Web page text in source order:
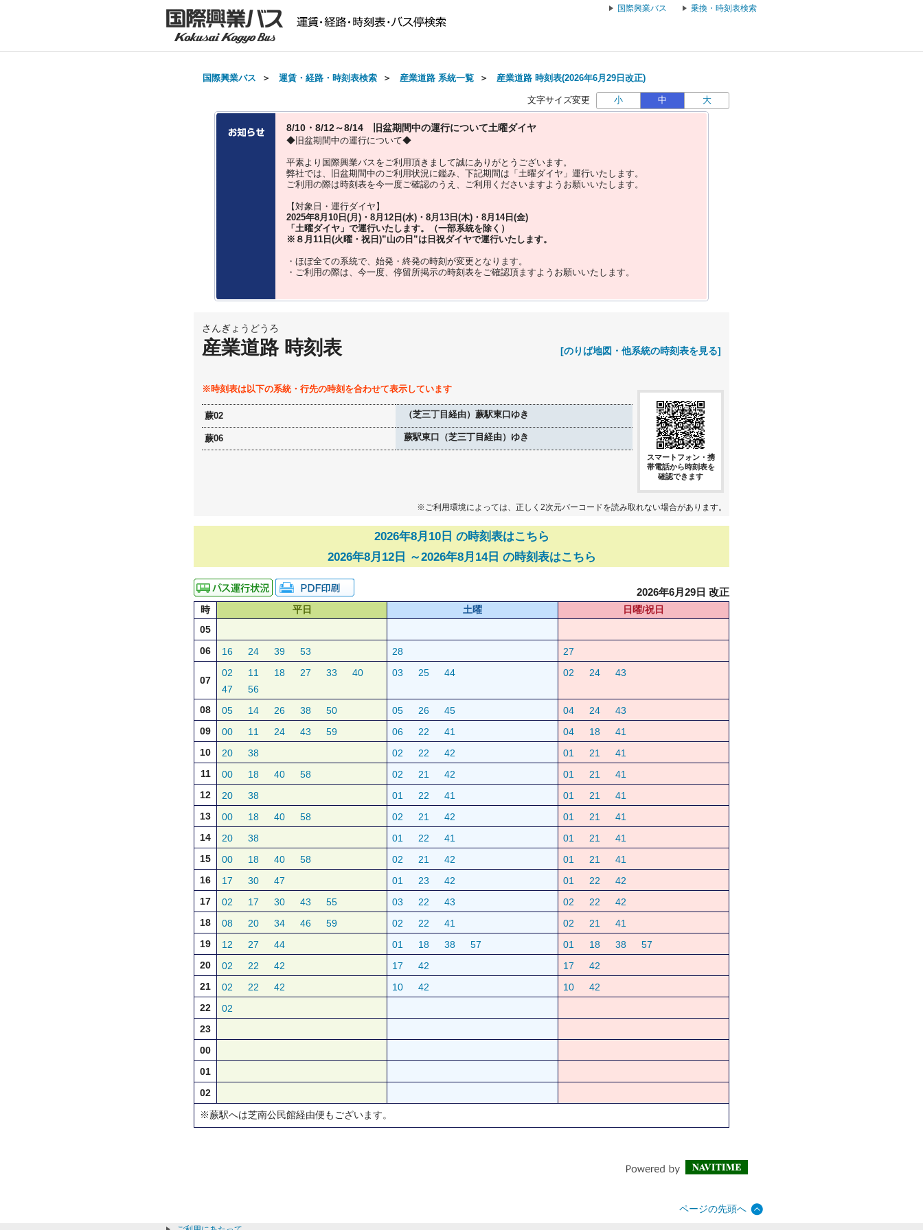
国際興業バス 乗換・時刻表検索
国際興業バス ＞ 運賃・経路・時刻表検索 ＞ 産業道路 系統一覧 ＞ 産業道路 時刻表(2026年6月29日改正)
文字サイズ変更 小 中 大
8/10・8/12～8/14 旧盆期間中の運行について土曜ダイヤ
◆旧盆期間中の運行について◆
平素より国際興業バスをご利用頂きまして誠にありがとうございます。
弊社では、旧盆期間中のご利用状況に鑑み、下記期間は「土曜ダイヤ」運行いたします。
ご利用の際は時刻表を今一度ご確認のうえ、ご利用くださいますようお願いいたします。
【対象日・運行ダイヤ】
2025年8月10日(月)・8月12日(水)・8月13日(木)・8月14日(金)
「土曜ダイヤ」 で運行いたします。（一部系統を除く）
※８月11日(火曜・祝日)”山の日 ”は 日祝ダイヤで運行いたします。
・ほぼ全ての系統で、始発・終発の時刻が変更となります。
・ご利用の際は、今一度、 停留所掲示の時刻表をご確認頂ますようお願いいたします。
さんぎょうどうろ
産業道路 時刻表 [のりば地図・他系統の時刻表を見る]
※時刻表は以下の系統・行先の時刻を合わせて表示しています
蕨02 （芝三丁目経由）蕨駅東口ゆき
蕨06 蕨駅東口（芝三丁目経由）ゆき
スマートフォン・携
帯電話から時刻表を
確認できます
※ご利用環境によっては、正しく2次元バーコードを読み取れない場合があります。
2026年8月10日 の時刻表はこちら
2026年8月12日 ～2026年8月14日 の時刻表はこちら
2026年6月29日 改正
時 平日 土曜
日曜/祝日
05
06
16 24 39 53 28 27
07
02 11 18 27 33
40
47
56
03 25 44 02 24 43
08 05 14 26 38 50 05 26 45 04 24
43
09
00 11 24 43 59 06 22 41 04 18
41
10
20 38 02 22 42 01 21
41
11
00 18 40 58 02 21 42 01 21
41
12
20 38 01 22 41 01 21
41
13
00 18 40 58 02 21 42 01 21
41
14
20 38 01 22 41 01 21
41
15
00 18 40 58 02 21 42 01 21
41
16
17 30 47 01 23 42 01 22
42
17
02 17 30 43 55 03 22 43 02 22
42
18
08 20 34 46 59 02 22 41 02 21
41
19
12 27 44 01 18 38 57 01 18 38
57
20
02 22 42 17 42 17
42
21
02 22 42 10 42 10
42
22
02
23
00
01
02
※蕨駅へは芝南公民館経由便もございます。
ページの先頭へ